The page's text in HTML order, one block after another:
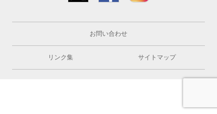
お問い合わせ
リンク集 サイトマップ